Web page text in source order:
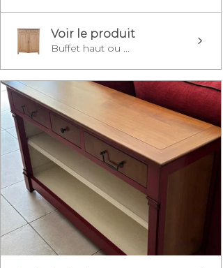
Voir le produit
Buffet haut ou ...